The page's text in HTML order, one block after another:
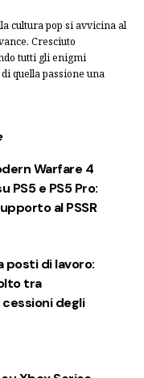
cultura pop si avvicina al
Cresciuto
tutti gli enigmi
quella passione una
Warfare 4
PS5 e PS5 Pro:
al PSSR
posti di lavoro:
tra
degli